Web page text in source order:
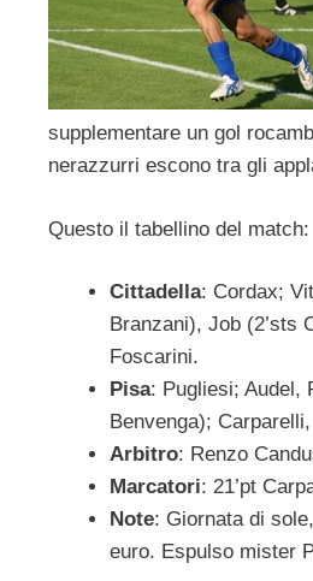
supplementare un gol
nerazzurri escono tra gli
Questo il tabellino del match:
Cittadella: Cordax;
Branzani), Job (2’sts
Foscarini.
Pisa: Pugliesi; Audel,
Benvenga);
Arbitro: Renzo
Marcatori: 21’pt
Note: Giornata di
euro. Espulso mister